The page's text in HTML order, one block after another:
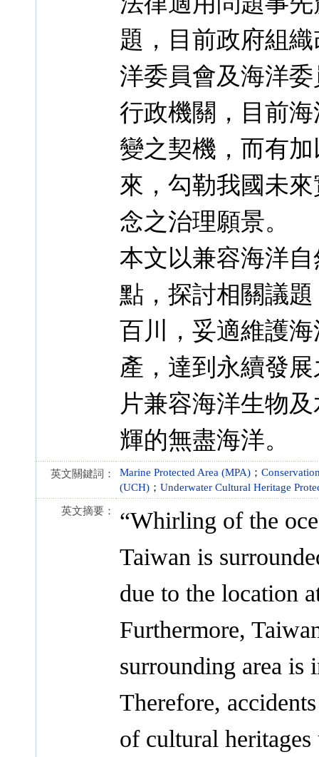
題，目前政府組
洋委員會及海洋
行政機關，目前
變之契機，而有
來，勾勒我國未
念之治理願景。
本文以兼容海洋
點，探討相關議
百川，妥適維護
產，達到永續發
片兼容海洋生物
輝的無盡海洋。
英文關鍵詞： Marine Protected Area (MPA) ；
(UCH) ； Underwater Cultural Heritage
英文摘要：
“Whirling of the
Taiwan is
due to the location
Furthermore,
surrounding area is
Therefore,
of cultural